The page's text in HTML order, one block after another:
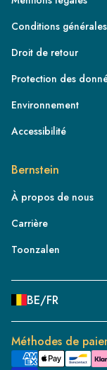
Conditions
Droit de retour
Protection des
Environnement
Accessibilité
Bernstein
À propos de nous
Carrière
Toonzalen
BE/FR
IE
IT
NL
ES
DE
CH/DE
Méthodes de